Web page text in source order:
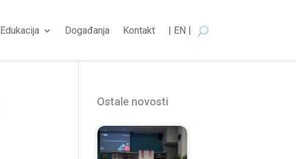
Edukacija Događanja Kontakt | EN |
Ostale novosti